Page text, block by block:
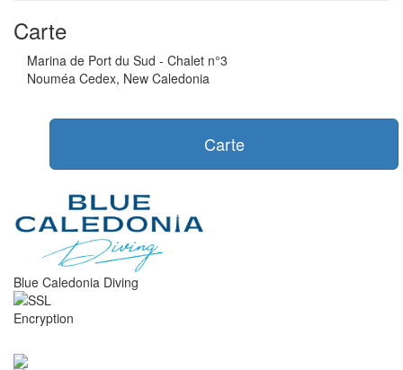
Carte
Marina de Port du Sud - Chalet n°3
Nouméa Cedex, New Caledonia
Carte
Blue Caledonia Diving